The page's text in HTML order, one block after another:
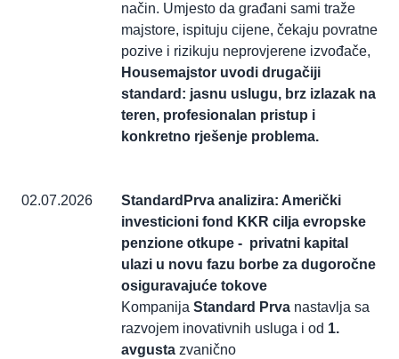
način. Umjesto da građani sami traže
majstore, ispituju cijene, čekaju povratne
pozive i rizikuju neprovjerene izvođače,
Housemajstor uvodi drugačiji
standard: jasnu uslugu, brz izlazak na
teren, profesionalan pristup i
konkretno rješenje problema.
02.07.2026
StandardPrva analizira: Američki
investicioni fond KKR cilja evropske
penzione otkupe - privatni kapital
ulazi u novu fazu borbe za dugoročne
osiguravajuće tokove
Kompanija Standard Prva nastavlja sa
razvojem inovativnih usluga i od 1.
avgusta zvanično